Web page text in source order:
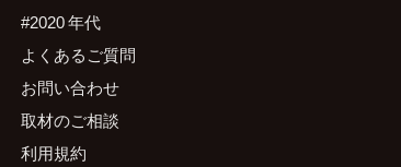
#2020 年代
よくあるご質問
お問い合わせ
取材のご相談
利用規約